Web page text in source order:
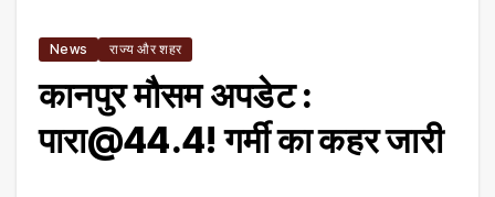
News राज्य और शहर
कानपुर मौसम अपडेट :
पारा@44.4! गर्मी का कहर जारी